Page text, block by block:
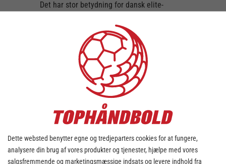
Det har stor betydning for dansk elite-
Ligaen, HTH Ligaen og de to første 1.
divisioner for henholdsvis herrer og damer.
Da vi i dansk håndbold ikke vil have
mulighed for at genplacere de mange
kampe, er beslutningen derfor at de
programsatte kampe spilles som planlagt,
men uden tilskuere.
Vi kan som dansk håndbold ikke sætte os
uden for den klare anbefaling, der er
udsendt, og dette er desuden understøttet af
Dansk Idrætsforbund, og er ligeledes
en model vores sportskollegaer i Danmark
Dette websted benytter egne og tredjeparters cookies for at fungere,
analysere din brug af vores produkter og tjenester, hjælpe med vores
salgsfremmende og marketingsmæssige indsats og levere indhold fra